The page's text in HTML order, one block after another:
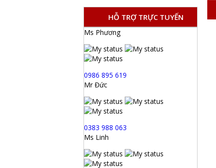
HỖ TRỢ TRỰC TUYẾN
Ms Phương
0986 895 619
Mr Đức
0383 988 063
Ms Linh